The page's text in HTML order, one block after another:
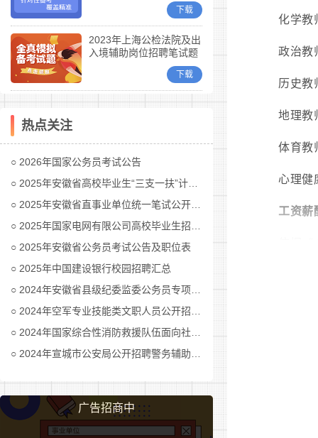
下载
2023年上海公检法院及出
入境辅助岗位招聘笔试题
下载
热点关注
2026年国家公务员考试公告
2025年安徽省高校毕业生“三支一扶”计划招募公告
2025年安徽省直事业单位统一笔试公开招聘工作人员公告
2025年国家电网有限公司高校毕业生招聘公告(第二批)汇总
2025年安徽省公务员考试公告及职位表
2025年中国建设银行校园招聘汇总
2024年安徽省县级纪委监委公务员专项招考公告及职位表汇总
2024年空军专业技能类文职人员公开招考公告
2024年国家综合性消防救援队伍面向社会招录消防员公告
2024年宣城市公安局公开招聘警务辅助人员公告
广告招商中
化学教
政治教
历史教
地理教
体育教
心理健
工资薪